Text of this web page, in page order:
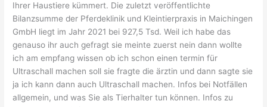
Ihrer Haustiere kümmert. Die zuletzt veröffentlichte
Bilanzsumme der Pferdeklinik und Kleintierpraxis in Maichingen
GmbH liegt im Jahr 2021 bei 927,5 Tsd. Weil ich habe das
genauso ihr auch gefragt sie meinte zuerst nein dann wollte
ich am empfang wissen ob ich schon einen termin für
Ultraschall machen soll sie fragte die ärztin und dann sagte sie
ja ich kann dann auch Ultraschall machen. Infos bei Notfällen
allgemein, und was Sie als Tierhalter tun können. Infos zu